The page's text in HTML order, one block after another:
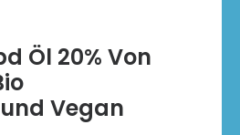
Öl 20% Von
Vegan